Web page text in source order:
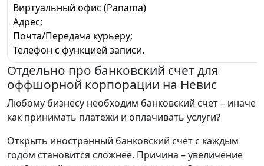
Виртуальный офис (Panama)
Адрес;
Почта/Передача курьеру;
Телефон с функцией записи.
Отдельно про банковский счет для
оффшорной корпорации на Невис
Любому бизнесу необходим банковский счет – иначе
как принимать платежи и оплачивать услуги?
Открыть иностранный банковский счет с каждым
годом становится сложнее. Причина – увеличение